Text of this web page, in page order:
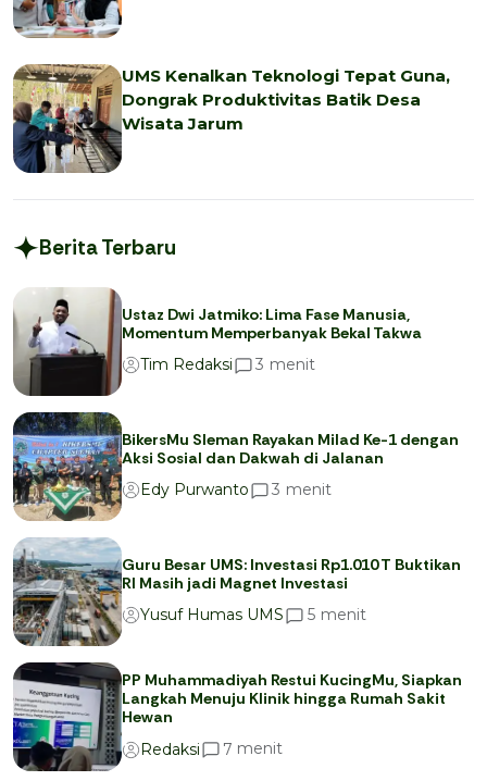
UMS Kenalkan Teknologi Tepat Guna,
Dongrak Produktivitas Batik Desa
Wisata Jarum
Berita Terbaru
Ustaz Dwi Jatmiko: Lima Fase Manusia,
Momentum Memperbanyak Bekal Takwa
Tim Redaksi
3 menit
BikersMu Sleman Rayakan Milad Ke-1 dengan
Aksi Sosial dan Dakwah di Jalanan
Edy Purwanto
3 menit
Guru Besar UMS: Investasi Rp1.010 T Buktikan
RI Masih jadi Magnet Investasi
Yusuf Humas UMS
5 menit
PP Muhammadiyah Restui KucingMu, Siapkan
Langkah Menuju Klinik hingga Rumah Sakit
Hewan
Redaksi
7 menit